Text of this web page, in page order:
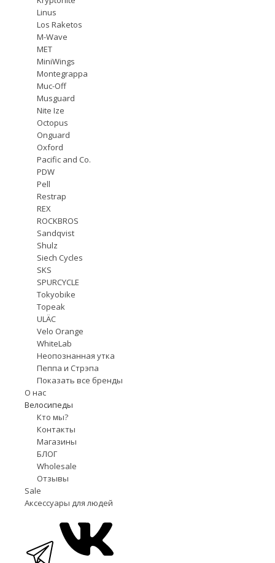
Linus
Los Raketos
M-Wave
MET
MiniWings
Montegrappa
Muc-Off
Musguard
Nite Ize
Octopus
Onguard
Oxford
Pacific and Co.
PDW
Pell
Restrap
REX
ROCKBROS
Sandqvist
Shulz
Siech Cycles
SKS
SPURCYCLE
Tokyobike
Topeak
ULÄC
Velo Orange
WhiteLab
Неопознанная утка
Пеппа и Стрэпа
Показать все бренды
О нас
Велосипеды
Кто мы?
Контакты
Магазины
БЛОГ
Wholesale
Отзывы
Sale
Аксессуары для людей